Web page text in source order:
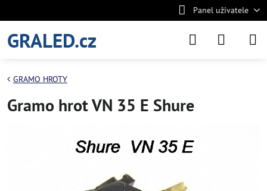
Panel uživatele
GRALED.cz
GRAMO HROTY
Gramo hrot VN 35 E Shure